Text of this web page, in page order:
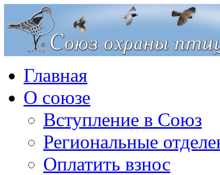
Главная
О союзе
Вступление в Союз
Региональные
Оплатить взнос